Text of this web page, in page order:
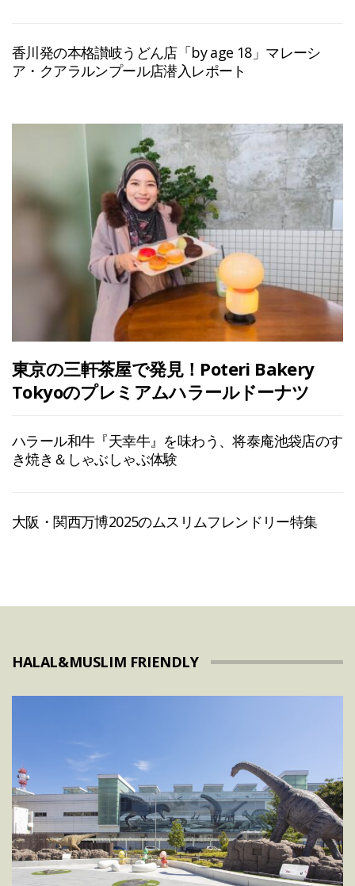
香川発の本格讃岐うどん店「by age 18」マレーシ
ア・クアラルンプール店潜入レポート
東京の三軒茶屋で発見！Poteri Bakery
Tokyoのプレミアムハラールドーナツ
ハラール和牛『天幸牛』を味わう、将泰庵池袋店のす
き焼き＆しゃぶしゃぶ体験
大阪・関西万博2025のムスリムフレンドリー特集
HALAL&MUSLIM FRIENDLY